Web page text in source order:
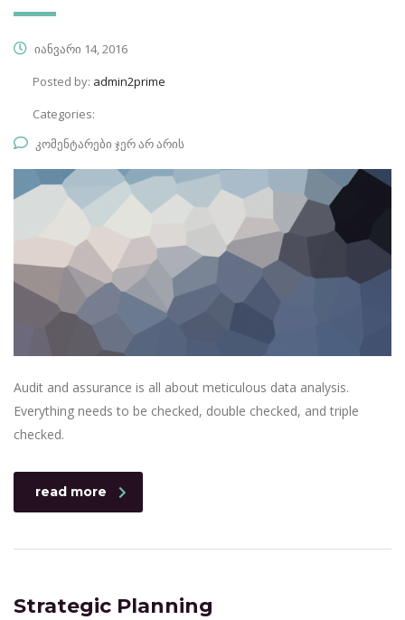
იანვარი 14, 2016
Posted by: admin2prime
Categories:
კომენტარები ჯერ არ არის
Audit and assurance is all about meticulous data analysis.
Everything needs to be checked, double checked, and triple
checked.
read more
Strategic Planning